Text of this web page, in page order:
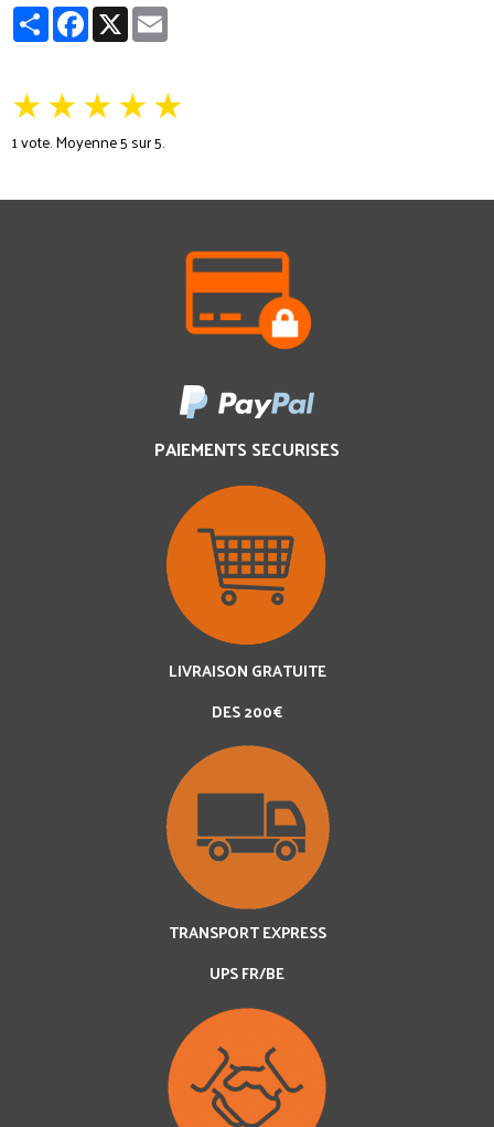
PartagerFacebook
X
★★★★★
1vote. Moyenne5 sur 5.
PAIEMENTS SECURISES
LIVRAISON GRATUITE
DES 200€
TRANSPORT EXPRESS
UPS FR/BE